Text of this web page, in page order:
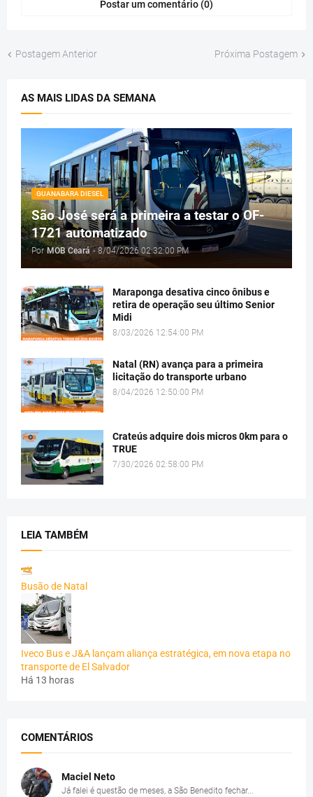
Postar um comentário (0)
Postagem Anterior Próxima Postagem
AS MAIS LIDAS DA SEMANA
GUANABARA DIESEL
São José será a primeira a testar o OF-
1721 automatizado
Por MOB Ceará - 8/04/2026 02:32:00 PM
Maraponga desativa cinco ônibus e
retira de operação seu último Senior
Midi
8/03/2026 12:54:00 PM
Natal (RN) avança para a primeira
licitação do transporte urbano
8/04/2026 12:50:00 PM
Crateús adquire dois micros 0km para o
TRUE
7/30/2026 02:58:00 PM
LEIA TAMBÉM
Busão de Natal
Iveco Bus e J&A lançam aliança estratégica, em nova etapa no
transporte de El Salvador
Há 13 horas
COMENTÁRIOS
Maciel Neto
Já falei é questão de meses, a São Benedito fechar...